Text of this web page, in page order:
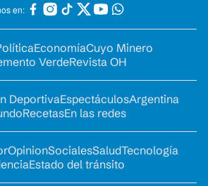
en:
EconomíaCuyo Minero
VerdeRevista OH
DeportivaEspectáculosArgentina
RecetasEn las redes
OpinionSocialesSaludTecnología
Estado del tránsito